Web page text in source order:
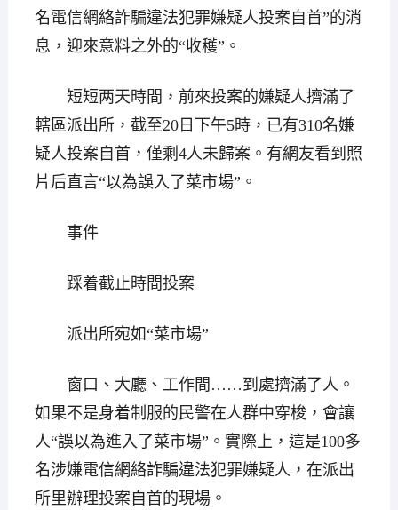
名電信網絡詐騙違法犯罪嫌疑人投案自首”的消
息，迎來意料之外的“收穫”。
短短两天時間，前來投案的嫌疑人擠滿了
轄區派出所，截至20日下午5時，已有310名嫌
疑人投案自首，僅剩4人未歸案。有網友看到照
片后直言“以為誤入了菜市場”。
事件
踩着截止時間投案
派出所宛如“菜市場”
窗口、大廳、工作間……到處擠滿了人。
如果不是身着制服的民警在人群中穿梭，會讓
人“誤以為進入了菜市場”。實際上，這是100多
名涉嫌電信網絡詐騙違法犯罪嫌疑人，在派出
所里辦理投案自首的現場。